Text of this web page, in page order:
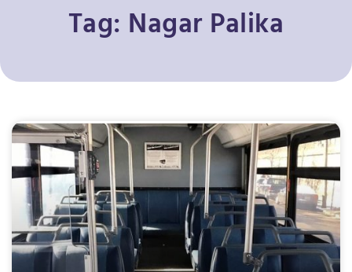
Tag: Nagar Palika